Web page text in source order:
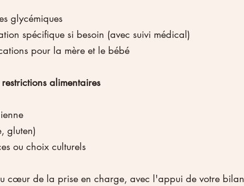
glycémiques
spécifique si besoin (avec suivi médical)
pour la mère et le bébé
alimentaires
gluten)
ou choix culturels
cœur de la prise en charge, avec l'appui de votre bilan